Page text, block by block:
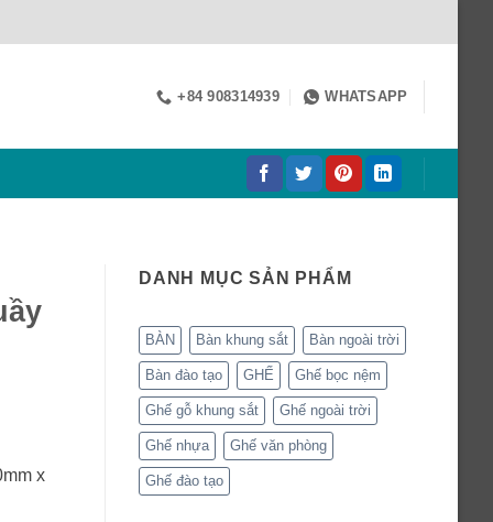
+84 908314939 WHATSAPP
DANH MỤC SẢN PHẨM
BÀN Bàn khung sắt Bàn ngoài trời
Bàn đào tạo GHẾ Ghế bọc nệm
Ghế gỗ khung sắt Ghế ngoài trời
Ghế nhựa Ghế văn phòng
Ghế đào tạo
x